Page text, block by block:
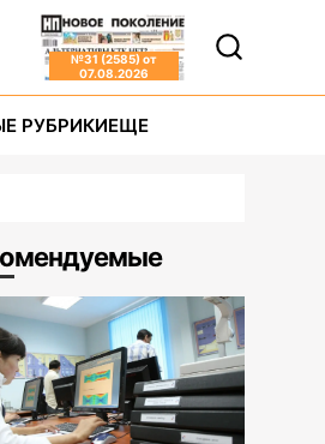
№31 (2585) от
07.08.2026
РУБРИКИЕЩЕ